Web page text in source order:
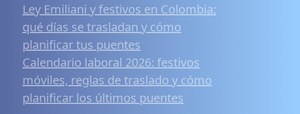
Ley Emiliani y festivos en Colombia:
qué días se trasladan y cómo
planificar tus puentes
Calendario laboral 2026: festivos
móviles, reglas de traslado y cómo
planificar los últimos puentes